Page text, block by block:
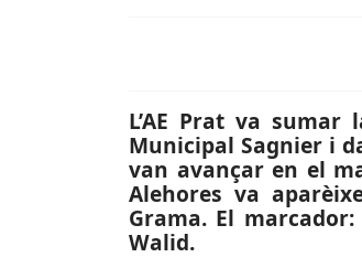
L’AE Prat va
Municipal Sagnier i
van avançar en el
Alehores va
Grama. El marcador:
Walid.